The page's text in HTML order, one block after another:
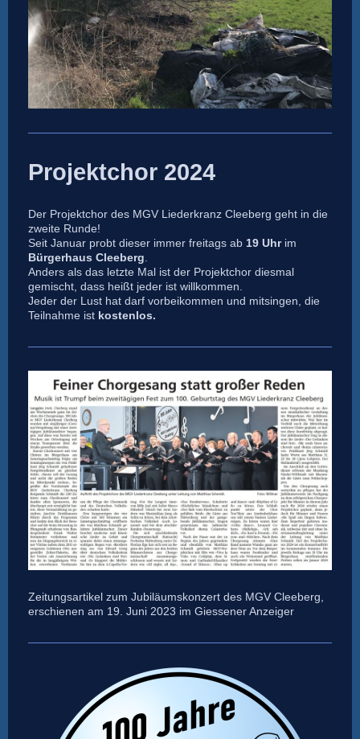
Projektchor 2024
Der Projektchor des MGV Liederkranz Cleeberg geht in die
zweite Runde!
Seit Januar probt dieser immer freitags ab 19 Uhrim
Bürgerhaus Cleeberg.
Anders als das letzte Mal ist der Projektchor diesmal
gemischt, dass heißt jeder ist willkommen.
Jeder der Lust hat darf vorbeikommen und mitsingen, die
Teilnahme ist kostenlos.
Zeitungsartikel zum Jubiläumskonzert des MGV Cleeberg,
erschienen am 19. Juni 2023 im Giessener Anzeiger